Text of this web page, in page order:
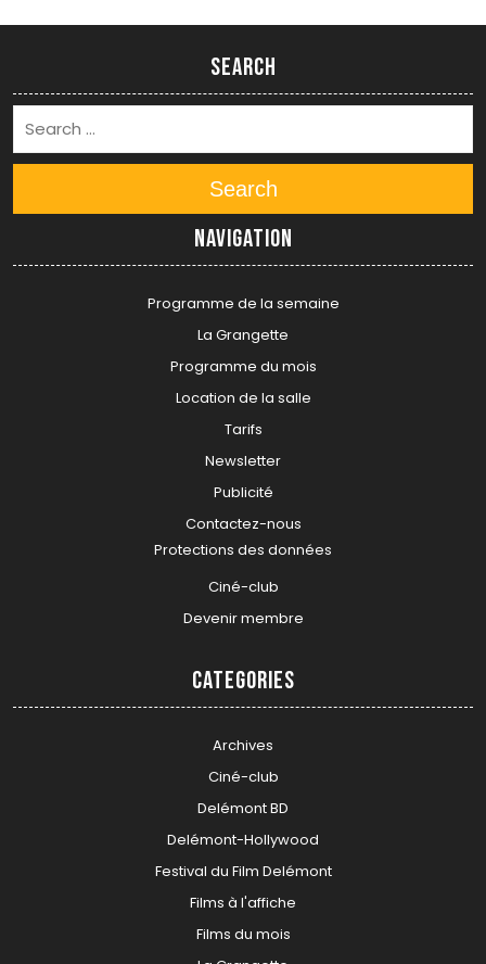
Search
Search
Navigation
Programme de la semaine
La Grangette
Programme du mois
Location de la salle
Tarifs
Newsletter
Publicité
Contactez-nous
Protections des données
Ciné-club
Devenir membre
Categories
Archives
Ciné-club
Delémont BD
Delémont-Hollywood
Festival du Film Delémont
Films à l'affiche
Films du mois